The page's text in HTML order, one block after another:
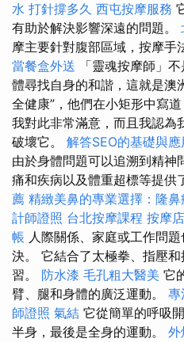
水 打針撐多久 西屯按摩服務
有助於解決影響深遠的問題。
摩主要針對腹部區域，按摩手
當餐盒外送 「靈魂按摩師」
體尋找自身的和諧，這就是澳
全健康”，他們在小矩形中寫
我對此非常滿意，而且我認為
破壞它。 解答SEO的基礎與應
由於身體問題可以追溯到精神
痛和疾病以及體重超標等提供
薦 精緻美鼻的專業選擇：隆鼻
計師證照 台北按摩課程 按摩
帳 人際關係、家庭或工作問
決。 它結合了太極拳、指壓
習。 防水漆 毛孔粗大醫美 它
臂、腿和身體的廣泛運動。 專
師證照 氣結 它從簡單的呼吸
半身，最後是全身的運動。 外